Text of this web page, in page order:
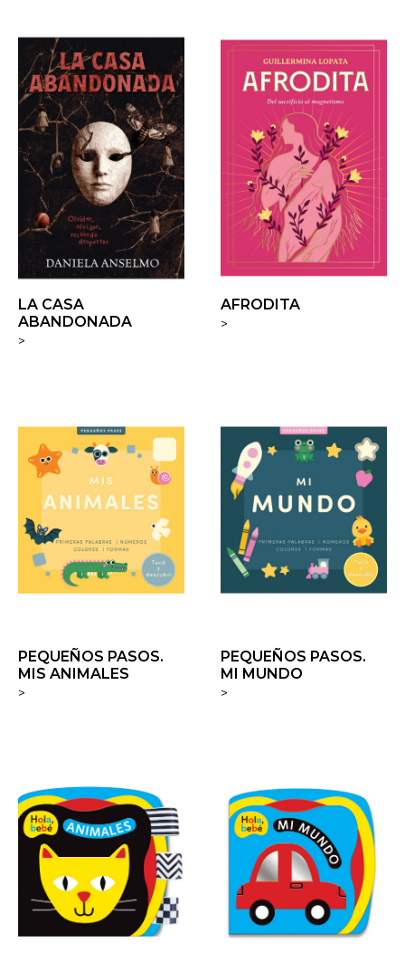
LA CASA
ABANDONADA
>
AFRODITA
>
PEQUEÑOS PASOS.
MIS ANIMALES
>
PEQUEÑOS PASOS.
MI MUNDO
>